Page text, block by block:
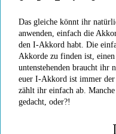
Das gleiche könnt ihr
anwenden, einfach die
den I-Akkord habt. Die
Akkorde zu finden ist,
untenstehenden braucht
euer I-Akkord ist immer der
zählt ihr einfach ab.
gedacht, oder?!